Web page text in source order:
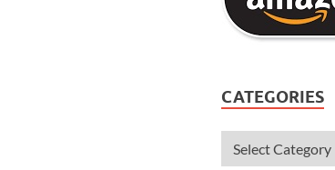
CATEGORIES